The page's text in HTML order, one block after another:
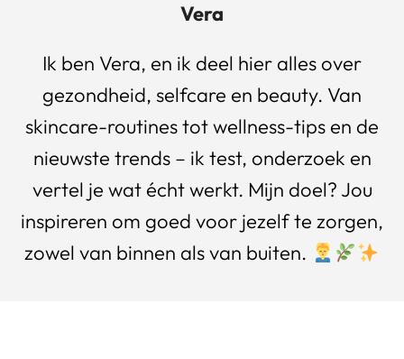
Vera
Ik ben Vera, en ik deel hier alles over
gezondheid, selfcare en beauty. Van
skincare-routines tot wellness-tips en de
nieuwste trends – ik test, onderzoek en
vertel je wat écht werkt. Mijn doel? Jou
inspireren om goed voor jezelf te zorgen,
zowel van binnen als van buiten.